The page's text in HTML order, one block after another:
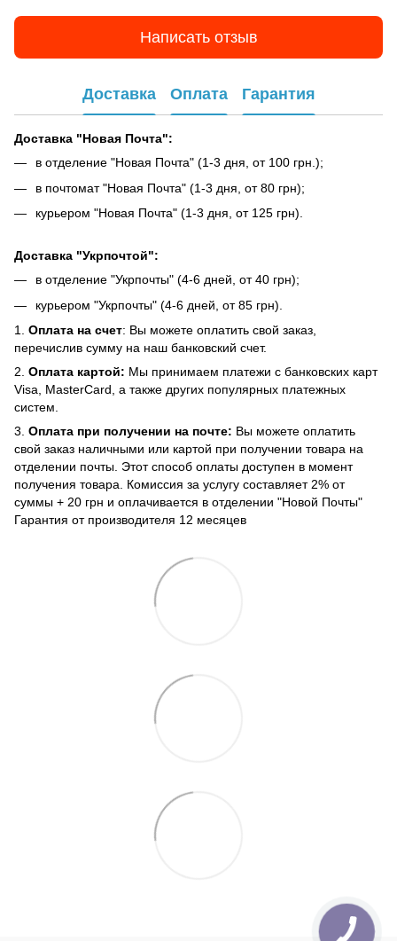
Написать отзыв
Доставка Оплата Гарантия
Доставка "Новая Почта":
в отделение "Новая Почта" (1-3 дня, от 100 грн.);
в почтомат "Новая Почта" (1-3 дня, от 80 грн);
курьером "Новая Почта" (1-3 дня, от 125 грн).
Доставка "Укрпочтой":
в отделение "Укрпочты" (4-6 дней, от 40 грн);
курьером "Укрпочты" (4-6 дней, от 85 грн).
1. Оплата на счет: Вы можете оплатить свой заказ,
перечислив сумму на наш банковский счет.
2. Оплата картой: Мы принимаем платежи с банковских карт
Visa, MasterCard, а также других популярных платежных
систем.
3. Оплата при получении на почте: Вы можете оплатить
свой заказ наличными или картой при получении товара на
отделении почты. Этот способ оплаты доступен в момент
получения товара. Комиссия за услугу составляет 2% от
суммы + 20 грн и оплачивается в отделении "Новой Почты"
Гарантия от производителя 12 месяцев